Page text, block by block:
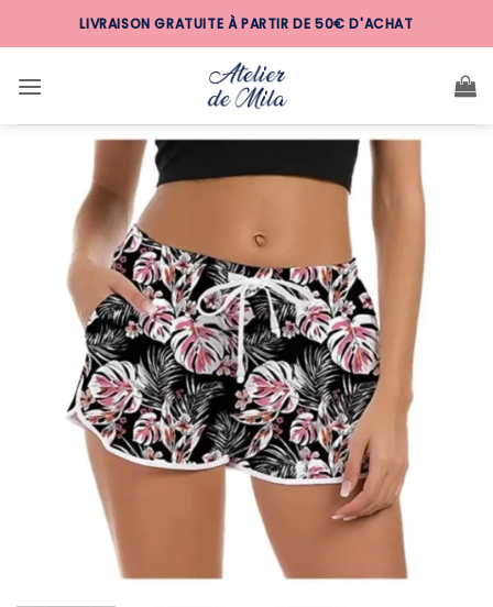
LIVRAISON GRATUITE À PARTIR DE 50€ D'ACHAT